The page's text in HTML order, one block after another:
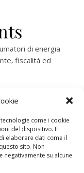
come i cookie
del dispositivo. Il
elaborare dati come il
sito. Non
su alcune
di energia
fiscalità ed
fiscalità ed
di energia
fiscalità ed